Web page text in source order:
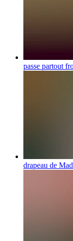
passe partout
drapeau de